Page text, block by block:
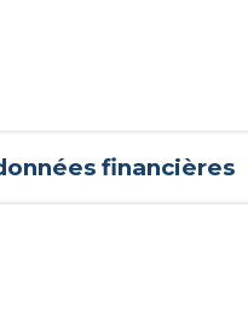
financières